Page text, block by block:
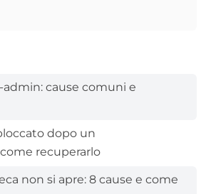
cause comuni e
dopo un
recuperarlo
non si apre: 8 cause e come